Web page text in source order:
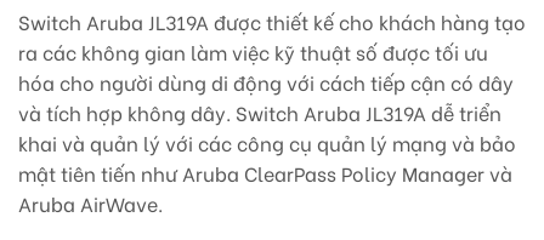
Switch Aruba JL319A được thiết kế cho khách hàng tạo
ra các không gian làm việc kỹ thuật số được tối ưu
hóa cho người dùng di động với cách tiếp cận có dây
và tích hợp không dây. Switch Aruba JL319A dễ triển
khai và quản lý với các công cụ quản lý mạng và bảo
mật tiên tiến như Aruba ClearPass Policy Manager và
Aruba AirWave.